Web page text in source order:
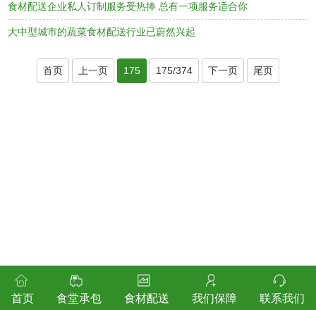
食材配送企业私人订制服务受热捧 总有一项服务适合你
大中型城市的蔬菜食材配送行业已蔚然兴起
首页 上一页 175 175/374 下一页 尾页
首页 食堂承包 食材配送 我们保障 联系我们